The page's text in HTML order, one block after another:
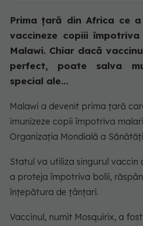
Prima țară din Africa ce
vaccineze copiii
Malawi. Chiar dacă
perfect, poate salva
special ale...
Malawi a devenit prima țară
imunizeze copii împotriva
Organizația Mondială a
Statul va utiliza singurul
a proteja împotriva bolii,
înțepătura de țânțari.
Vaccinul, numit Mosquirix, a